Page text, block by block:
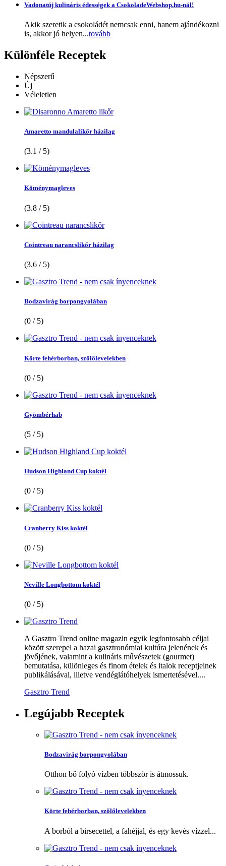
Vadonatúj kulináris édességek a CsokoladeWebshop.hu-nál!
Akik szeretik a csokoládét nemcsak enni, hanem ajándékozni
is, akkor jó helyen...tovább
Különféle Receptek
Népszerű
Új
Véleletlen
Amaretto mandulalikőr házilag
(3.1 / 5)
Köménymagleves
(3.8 / 5)
Cointreau narancslikőr házilag
(3.6 / 5)
Bodzavirág borpongyolában
(0 / 5)
Körte fehérborban, szőlőlevelekben
(0 / 5)
Gyömbérhab
(5 / 5)
Hudson Highland Cup koktél
(0 / 5)
Cranberry Kiss koktél
(0 / 5)
Neville Longbottom koktél
(0 / 5)
A Gasztro Trend online magazin egyik legfontosabb céljai
között szerepel a hazai gasztronómiai kultúra jelenének és
jövőjének, valamint a kulináris művészetek (gourmet)
bemutatása, különleges és finom ételek és italok receptjeinek
publikálásával, illetve vendéglátóhelyek ismertetésével....
Gasztro Trend
Legújabb Receptek
Bodzavirág borpongyolában
Otthon bő folyó vízben többször is átmossuk.
Körte fehérborban, szőlőlevelekben
A borból a birsecettel, a fahéjjal, és egy kevés vízzel...